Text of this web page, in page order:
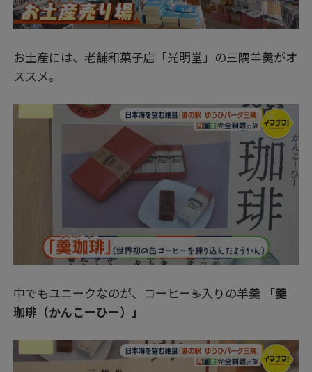
お土産には、老舗和菓子店「光明堂」の三隅羊羹がオ
ススメ。
中でもユニークなのが、コーヒー☕入りの羊羹
「羹
珈琲（かんこーひー）」